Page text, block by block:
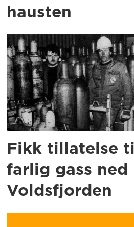
hausten
Fikk tillatelse
farlig gass ned
Voldsfjorden